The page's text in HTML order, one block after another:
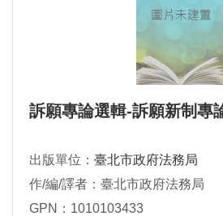
訴願專論選輯-訴願新制專
出版單位： 臺北市政府法務局
作/編/譯者：臺北市政府法務局
GPN：1010103433